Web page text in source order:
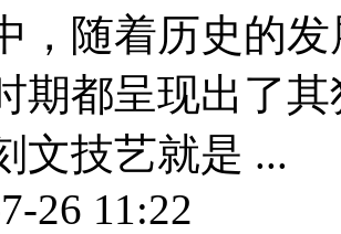
，随着历史的
期都呈现出了
文技艺就是 ...
26 11:22